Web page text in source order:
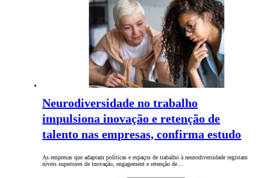
Neurodiversidade no trabalho
impulsiona inovação e retenção de
talento nas empresas, confirma estudo
As empresas que adaptam políticas e espaços de trabalho à neurodiversidade registam
níveis superiores de inovação, engagement e retenção de…